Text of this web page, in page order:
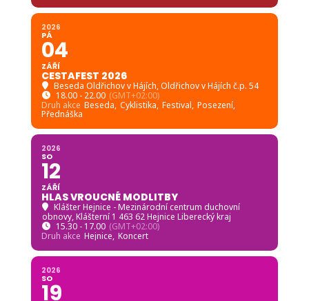
2026
PÁ
04
ZÁŘÍ
CESTAFEST 2026
Beseda Oldřichov v Hájích, Oldřichov v Hájích č.p. 54
18.00 - 22.00 (GMT+02:00)
Druh akce Beseda, Cyklistika, Festival, Posezení,
Přednáška
2026
SO
12
ZÁŘÍ
HLAS VROUCNÉ MODLITBY
Klášter Hejnice - Mezinárodní centrum duchovní
obnovy, Klášterní 1 463 62 Hejnice Liberecký kraj
15.30 - 17.00 (GMT+02:00)
Druh akce Hejnice, Koncert
2026
SO
19